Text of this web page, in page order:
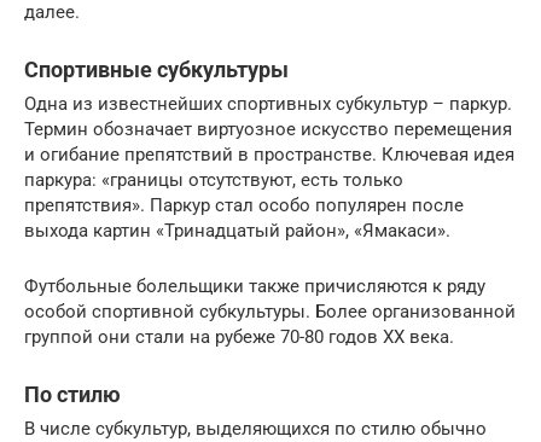
далее.
Спортивные субкультуры
Одна из известнейших спортивных субкультур – паркур.
Термин обозначает виртуозное искусство перемещения
и огибание препятствий в пространстве. Ключевая идея
паркура: «границы отсутствуют, есть только
препятствия». Паркур стал особо популярен после
выхода картин «Тринадцатый район», «Ямакаси».
Футбольные болельщики также причисляются к ряду
особой спортивной субкультуры. Более организованной
группой они стали на рубеже 70-80 годов ХХ века.
По стилю
В числе субкультур, выделяющихся по стилю обычно